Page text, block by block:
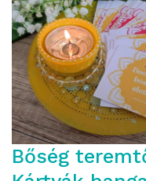
Bőség